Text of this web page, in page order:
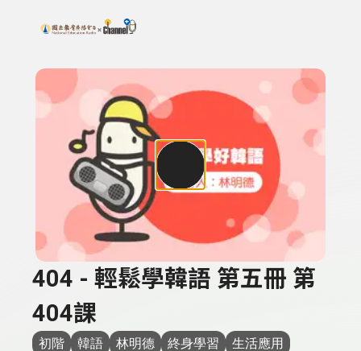
上方功能區塊
搜尋關鍵字：可輸入節目名稱、主持人或關鍵字
404 - 輕鬆學韓語 第五冊 第
404課
初階 韓語 林明德 終身學習
生活應用